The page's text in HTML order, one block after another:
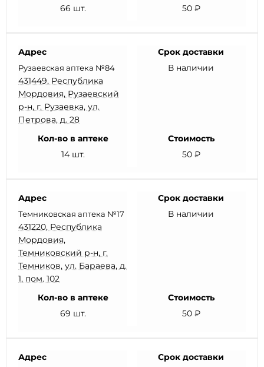
66 шт.
50 ₽
Адрес
Рузаевская аптека №84
431449, Республика
Мордовия, Рузаевский
р-н, г. Рузаевка, ул.
Петрова, д. 28
Срок доставки
В наличии
Кол-во в аптеке
14 шт.
Стоимость
50 ₽
Адрес
Темниковская аптека №17
431220, Республика
Мордовия,
Темниковский р-н, г.
Темников, ул. Бараева, д.
1, пом. 102
Срок доставки
В наличии
Кол-во в аптеке
69 шт.
Стоимость
50 ₽
Адрес
Срок доставки